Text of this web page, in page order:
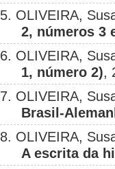
5. OLIVEIRA,
2, números 3
6. OLIVEIRA,
1, número 2),
7. OLIVEIRA,
Brasil-
8. OLIVEIRA,
A escrita da